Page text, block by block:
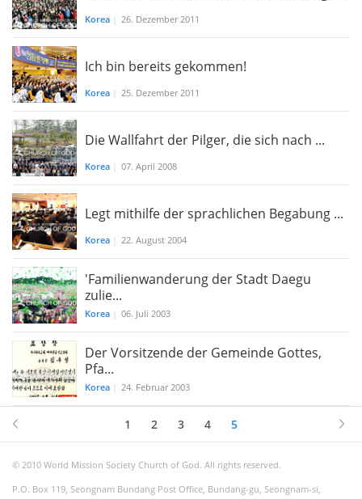
Korea 26. Dezember 2011
Ich bin bereits gekommen!
Korea 25. Dezember 2011
Die Wallfahrt der Pilger, die sich nach ...
Korea 07. April 2008
Legt mithilfe der sprachlichen Begabung ...
Korea 22. August 2004
'Familienwanderung der Stadt Daegu
zulie...
Korea 06. Juli 2003
Der Vorsitzende der Gemeinde Gottes,
Pfa...
Korea 24. Februar 2003
1 2 3 4 5
© 2010 World Mission Society Church of God. All rights reserved.
P.O. Box 119, Seongnam Bundang Post Office, Bundang-gu, Seongnam-si,